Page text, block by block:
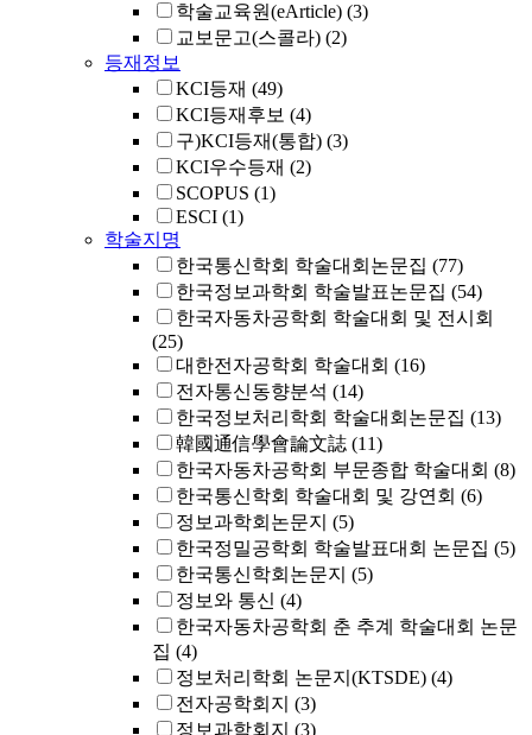
학술교육원(eArticle) (3)
교보문고(스콜라) (2)
등재정보
KCI등재 (49)
KCI등재후보 (4)
구)KCI등재(통합) (3)
KCI우수등재 (2)
SCOPUS (1)
ESCI (1)
학술지명
한국통신학회 학술대회논문집 (77)
한국정보과학회 학술발표논문집 (54)
한국자동차공학회 학술대회 및 전시회
(25)
대한전자공학회 학술대회 (16)
전자통신동향분석 (14)
한국정보처리학회 학술대회논문집 (13)
韓國通信學會論文誌 (11)
한국자동차공학회 부문종합 학술대회 (8)
한국통신학회 학술대회 및 강연회 (6)
정보과학회논문지 (5)
한국정밀공학회 학술발표대회 논문집 (5)
한국통신학회논문지 (5)
정보와 통신 (4)
한국자동차공학회 춘 추계 학술대회 논문
집 (4)
정보처리학회 논문지(KTSDE) (4)
전자공학회지 (3)
정보과학회지 (3)